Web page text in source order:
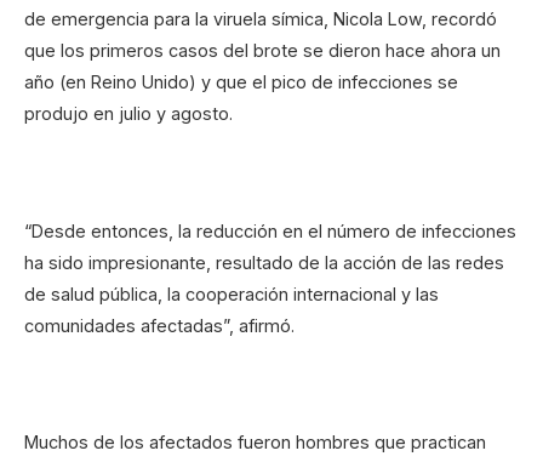
de emergencia para la viruela símica, Nicola Low, recordó
que los primeros casos del brote se dieron hace ahora un
año (en Reino Unido) y que el pico de infecciones se
produjo en julio y agosto.
“Desde entonces, la reducción en el número de infecciones
ha sido impresionante, resultado de la acción de las redes
de salud pública, la cooperación internacional y las
comunidades afectadas”, afirmó.
Muchos de los afectados fueron hombres que practican